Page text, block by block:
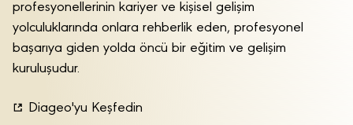
profesyonellerinin kariyer ve kişisel gelişim
yolculuklarında onlara rehberlik eden, profesyonel
başarıya giden yolda öncü bir eğitim ve gelişim
kuruluşudur.
Diageo'yu Keşfedin